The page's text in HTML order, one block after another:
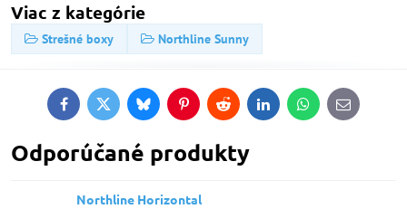
Viac z kategórie
Strešné boxy Northline Sunny
FacebookTwitterBlueskyPinterestReddit LinkedInWhatsApp
E-
mail
Odporúčané produkty
Northline Horizontal